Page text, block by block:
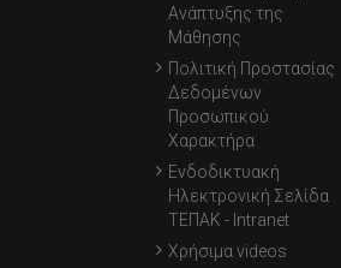
Ανάπτυξης της
Μάθησης
Πολιτική Προστασίας
Δεδομένων
Προσωπικού
Χαρακτήρα
Ενδοδικτυακή
Ηλεκτρονική Σελίδα
ΤΕΠΑΚ - Intranet
Χρήσιμα videos